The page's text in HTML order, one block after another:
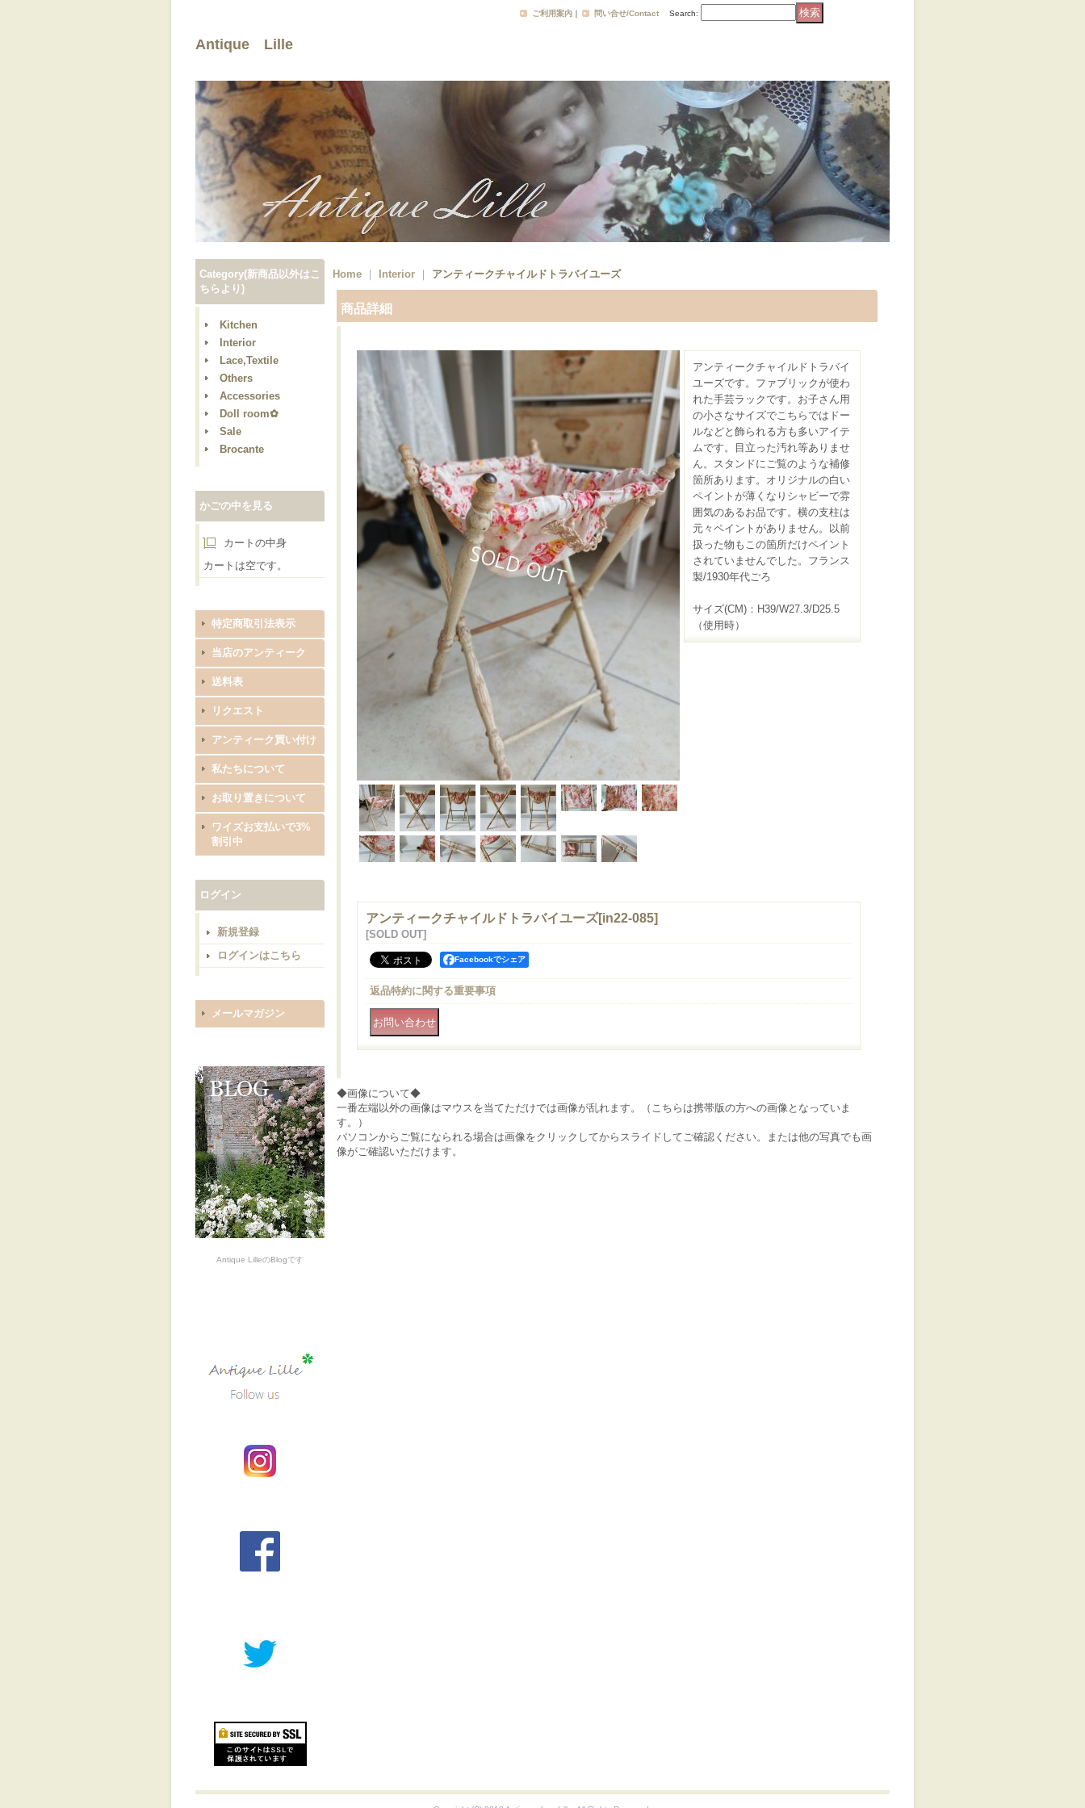
Antique Lille
ご利用案内 ｜ 問い合せ/Contact Search:
Category(新商品以外はこ
ちらより)
Kitchen
Interior
Lace,Textile
Others
Accessories
Doll room✿
Sale
Brocante
かごの中を見る
カートの中身
カートは空です。
特定商取引法表示
当店のアンティーク
送料表
リクエスト
アンティーク買い付け
私たちについて
お取り置きについて
ワイズお支払いで3%
割引中
ログイン
新規登録
ログインはこちら
メールマガジン
Antique LilleのBlogです
Home Interior アンティークチャイルドトラバイユーズ
商品詳細
アンティークチャイルドトラバイ
ユーズです。ファブリックが使わ
れた手芸ラックです。お子さん用
の小さなサイズでこちらではドー
ルなどと飾られる方も多いアイテ
ムです。目立った汚れ等ありませ
ん。スタンドにご覧のような補修
箇所あります。オリジナルの白い
ペイントが薄くなりシャビーで雰
囲気のあるお品です。横の支柱は
元々ペイントがありません。以前
扱った物もこの箇所だけペイント
されていませんでした。フランス
製/1930年代ごろ
サイズ(CM)：H39/W27.3/D25.5
（使用時）
アンティークチャイルドトラバイユーズ[in22-085]
[SOLD OUT]
Facebookでシェア
返品特約に関する重要事項
◆画像について◆
一番左端以外の画像はマウスを当てただけでは画像が乱れます。（こちらは携帯版の方への画像となっていま
す。）
パソコンからご覧になられる場合は画像をクリックしてからスライドしてご確認ください。または他の写真でも画
像がご確認いただけます。